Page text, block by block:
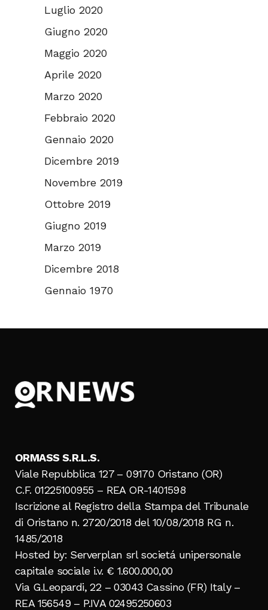
Luglio 2020
Giugno 2020
Maggio 2020
Aprile 2020
Marzo 2020
Febbraio 2020
Gennaio 2020
Dicembre 2019
Novembre 2019
Ottobre 2019
Giugno 2019
Marzo 2019
Dicembre 2018
Gennaio 1970
ORMASS S.R.L.S.
Viale Repubblica 127 – 09170 Oristano (OR)
C.F. 01225100955 – REA OR-1401598
Iscrizione al Registro della Stampa del Tribunale
di Oristano n. 2720/2018 del 10/08/2018 RG n.
1485/2018
Hosted by: Serverplan srl societá unipersonale
capitale sociale i.v. € 1.600.000,00
Via G.Leopardi, 22 – 03043 Cassino (FR) Italy –
REA 156549 – P.IVA 02495250603